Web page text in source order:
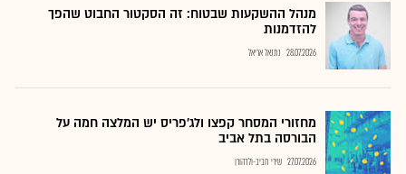
מנהל ההשקעות שבטוח: זה הסקטור החבוט שהפך
להזדמנות
28.07.2026 נתנאל אריאל
מחזורי המסחר קפצו ולג'פריס יש המלצה חמה על
הבורסה בתל אביב
27.07.2026 שירי חביב-ולדהורן